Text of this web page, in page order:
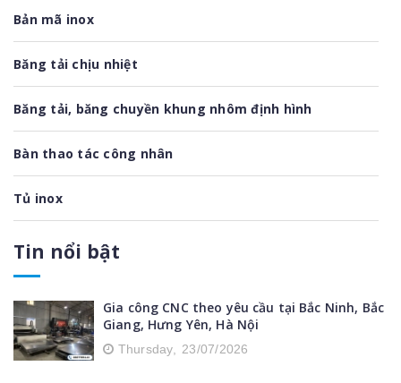
Bản mã inox
Băng tải chịu nhiệt
Băng tải, băng chuyền khung nhôm định hình
Bàn thao tác công nhân
Tủ inox
Xe đẩy inox
Tủ để đồ bằng inox
Tin nổi bật
Gia công CNC theo yêu cầu tại Bắc Ninh, Bắc
Giang, Hưng Yên, Hà Nội
Thursday, 23/07/2026